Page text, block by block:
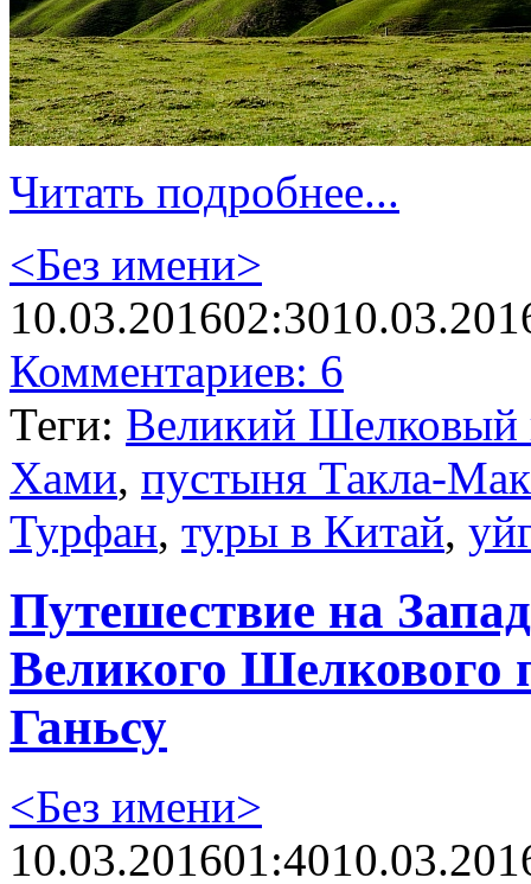
Читать подробнее...
<Без имени>
10.03.201602:30
Комментариев: 6
Теги: Великий Шелковый
Хами, пустыня Такла-
Турфан, туры в Китай,
Путешествие на
Великого Шелкового
Ганьсу
<Без имени>
10.03.201601:40